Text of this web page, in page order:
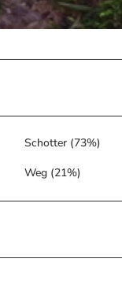
Schotter (73%)
Weg (21%)